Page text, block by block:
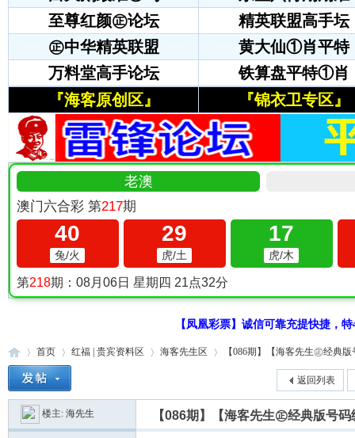
【凤凰彩票】诚信可靠充提快捷，
»
首页
›
红福 | 贵宾资料区 海客先生区 【086期】【海客先生㊣经典
返回列表
楼主: 海先生 【086期】【海客先生㊣经典版号码